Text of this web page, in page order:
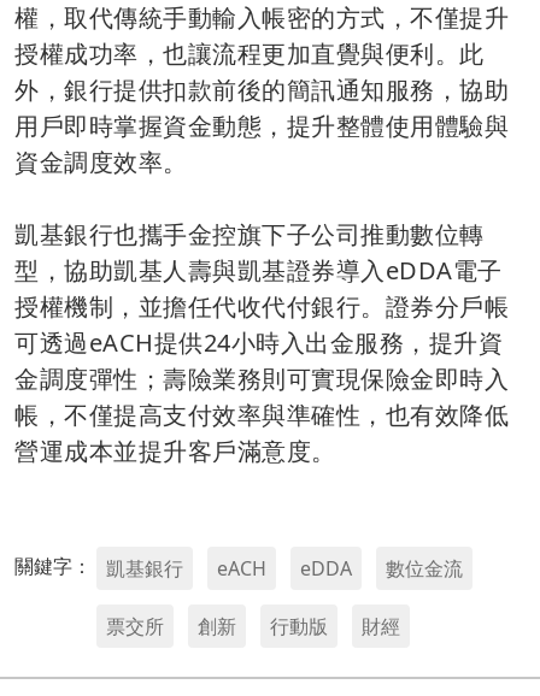
權，取代傳統手動輸入帳密的方式，不僅提升
授權成功率，也讓流程更加直覺與便利。此
外，銀行提供扣款前後的簡訊通知服務，協助
用戶即時掌握資金動態，提升整體使用體驗與
資金調度效率。
凱基銀行也攜手金控旗下子公司推動數位轉
型，協助凱基人壽與凱基證券導入eDDA電子
授權機制，並擔任代收代付銀行。證券分戶帳
可透過eACH提供24小時入出金服務，提升資
金調度彈性；壽險業務則可實現保險金即時入
帳，不僅提高支付效率與準確性，也有效降低
營運成本並提升客戶滿意度。
關鍵字： 凱基銀行 eACH eDDA 數位金流
票交所 創新 行動版 財經